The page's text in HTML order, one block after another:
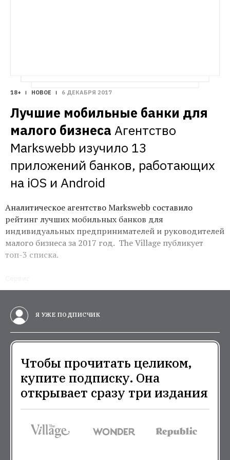
18+ НОВОЕ 6 ДЕКАБРЯ 2017
Лучшие мобильные банки для
малого бизнеса Агентство
Markswebb изучило 13
приложений банков, работающих
на iOS и Android
Аналитическое агентство Markswebb составило
рейтинг лучших мобильных банков для
индивидуальных предпринимателей и руководителей
малого бизнеса за 2017 год. The Village публикует
топ-3 списка.
Я УЖЕ ПОДПИСЧИК
Чтобы прочитать целиком,
купите подписку. Она
открывает сразу три издания